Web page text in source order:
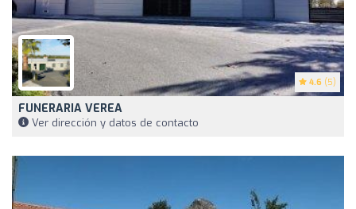
4.6 (5)
FUNERARIA VEREA
Ver dirección y datos de contacto